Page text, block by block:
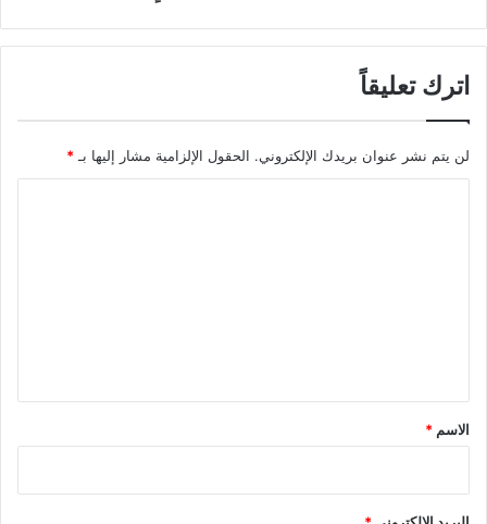
اترك تعليقاً
لن يتم نشر عنوان بريدك الإلكتروني. الحقول الإلزامية مشار إليها بـ *
*
الاسم *